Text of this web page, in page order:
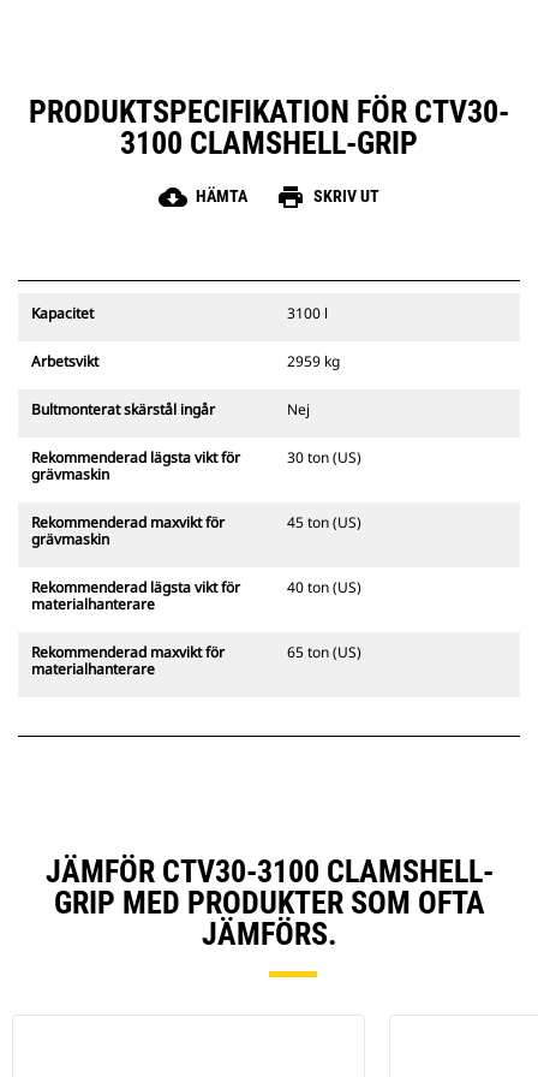
PRODUKTSPECIFIKATION FÖR CTV30-
3100 CLAMSHELL-GRIP
cloud_download HÄMTA print SKRIV UT
Kapacitet 3100 l
Arbetsvikt 2959 kg
Bultmonterat skärstål ingår Nej
Rekommenderad lägsta vikt för
grävmaskin
30 ton (US)
Rekommenderad maxvikt för
grävmaskin
45 ton (US)
Rekommenderad lägsta vikt för
materialhanterare
40 ton (US)
Rekommenderad maxvikt för
materialhanterare
65 ton (US)
JÄMFÖR CTV30-3100 CLAMSHELL-
GRIP MED PRODUKTER SOM OFTA
JÄMFÖRS.